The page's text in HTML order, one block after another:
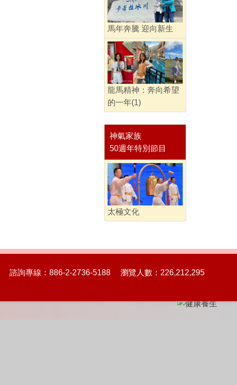
馬年奔騰 迎向新生
龍馬精神：奔向希望
的一年(1)
神氣家族
50週年特別節目
太極文化
諮詢專線：886-2-2736-5188 瀏覽人數：226,212,295